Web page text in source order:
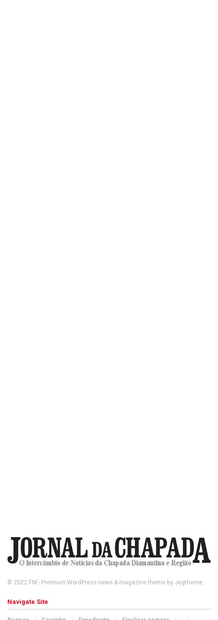
© 2022 FM - Premium WordPress news & magazine theme by Jegtheme.
Navigate Site